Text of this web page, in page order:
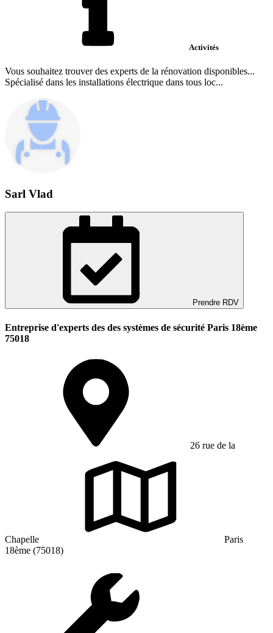
Activités
Vous souhaitez trouver des experts de la rénovation disponibles...
Spécialisé dans les installations électrique dans tous loc...
Sarl Vlad
Prendre RDV
Entreprise d'experts des des systèmes de sécurité Paris 18ème
75018
26 rue de la
Chapelle
Paris
18ème (75018)